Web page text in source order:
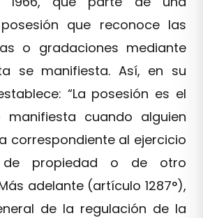
que reconoce las
o gradaciones mediante
se manifiesta. Así, en su
“La posesión es el
cuando alguien
correspondiente al ejercicio
de propiedad o de otro
adelante (artículo 1287°),
de la regulación de la